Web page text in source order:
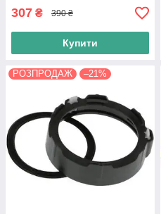
307 ₴ 390 ₴
Купити
РОЗПРОДАЖ –21%